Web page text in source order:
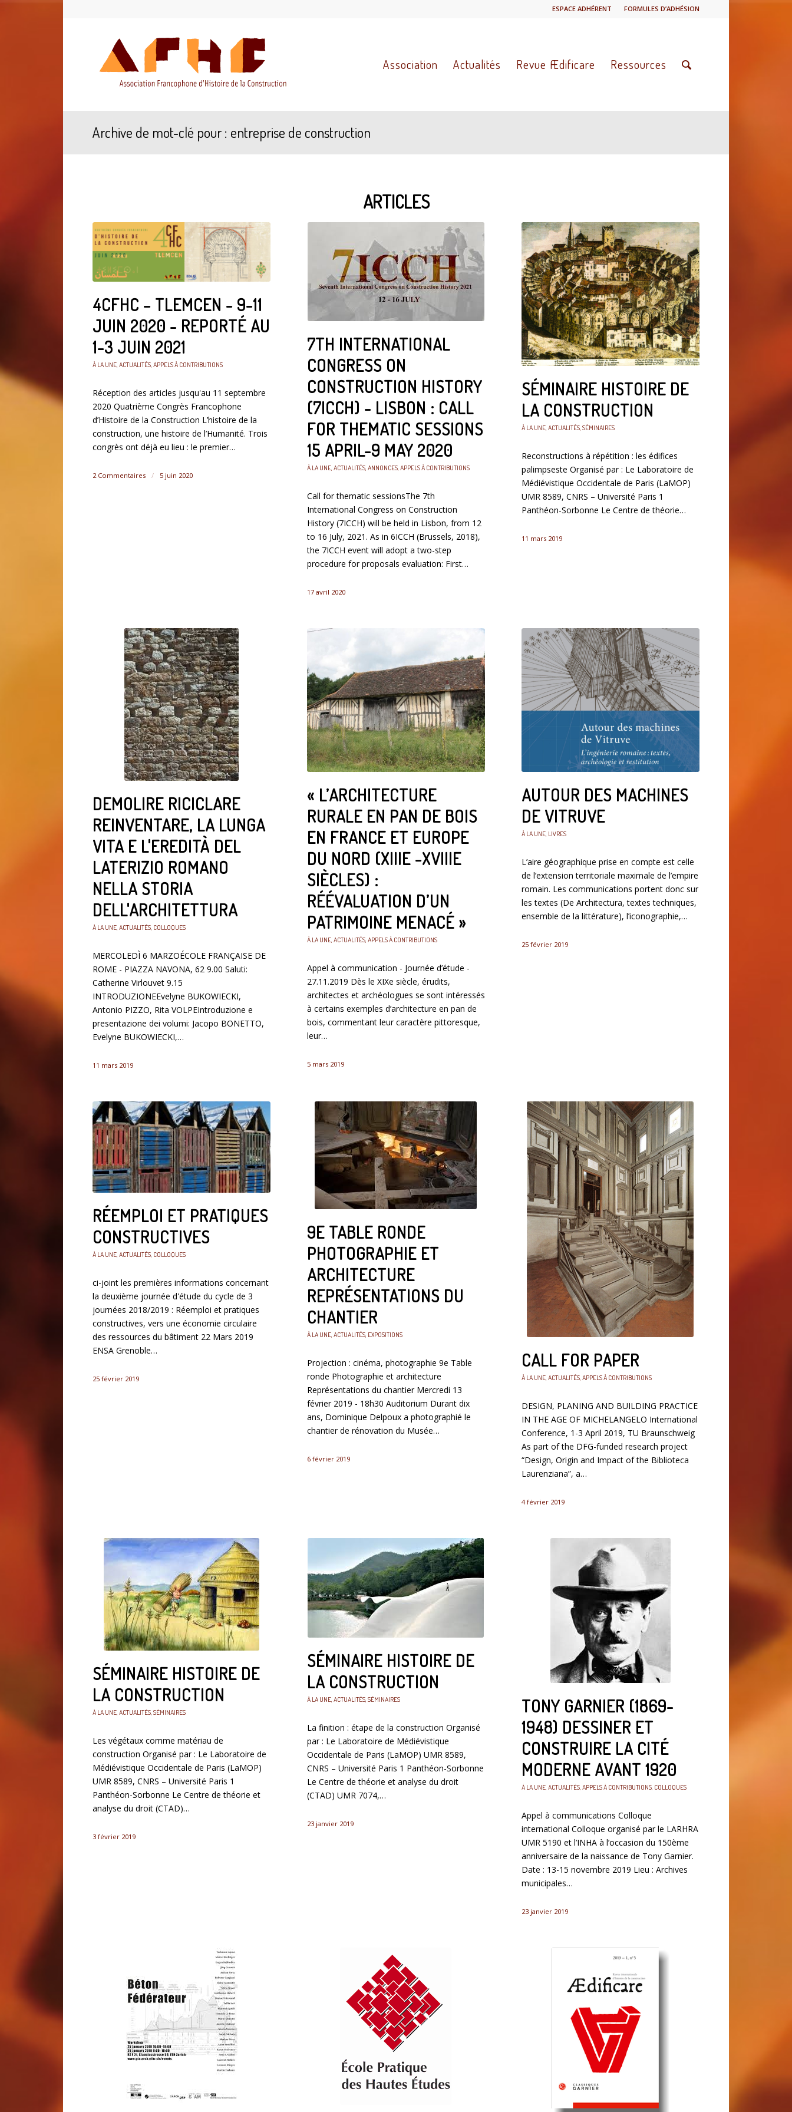
ESPACE ADHÉRENT FORMULES D’ADHÉSION
Association Actualités Revue Ædificare Ressources
Archive de mot-clé pour : entreprise de construction
ARTICLES
4CFHC – TLEMCEN - 9-11
JUIN 2020 - REPORTÉ AU
1-3 JUIN 2021
À LA UNE ACTUALITÉS APPELS À CONTRIBUTIONS
Réception des articles jusqu'au 11 septembre
2020 Quatrième Congrès Francophone
d’Histoire de la Construction L’histoire de la
construction, une histoire de l’Humanité. Trois
congrès ont déjà eu lieu : le premier…
2 Commentaires / 5 juin 2020
7TH INTERNATIONAL
CONGRESS ON
CONSTRUCTION HISTORY
(7ICCH) - LISBON : CALL
FOR THEMATIC SESSIONS
15 APRIL-9 MAY 2020
À LA UNE, ACTUALITÉS, ANNONCES, APPELS À CONTRIBUTIONS
Call for thematic sessionsThe 7th
International Congress on Construction
History (7ICCH) will be held in Lisbon, from 12
to 16 July, 2021. As in 6ICCH (Brussels, 2018),
the 7ICCH event will adopt a two-step
procedure for proposals evaluation: First…
17 avril 2020
SÉMINAIRE HISTOIRE DE
LA CONSTRUCTION
À LA UNE, ACTUALITÉS, SÉMINAIRES
Reconstructions à répétition : les édifices
palimpseste Organisé par : Le Laboratoire de
Médiévistique Occidentale de Paris (LaMOP)
UMR 8589, CNRS – Université Paris 1
Panthéon-Sorbonne Le Centre de théorie…
11 mars 2019
DEMOLIRE RICICLARE
REINVENTARE, LA LUNGA
VITA E L'EREDITÀ DEL
LATERIZIO ROMANO
NELLA STORIA
DELL'ARCHITETTURA
À LA UNE, ACTUALITÉS, COLLOQUES
MERCOLEDÌ 6 MARZOÉCOLE FRANÇAISE DE
ROME - PIAZZA NAVONA, 62 9.00 Saluti:
Catherine Virlouvet 9.15
INTRODUZIONEEvelyne BUKOWIECKI,
Antonio PIZZO, Rita VOLPEIntroduzione e
presentazione dei volumi: Jacopo BONETTO,
Evelyne BUKOWIECKI,…
11 mars 2019
« L’ARCHITECTURE
RURALE EN PAN DE BOIS
EN FRANCE ET EUROPE
DU NORD (XIIIE -XVIIIE
SIÈCLES) :
RÉÉVALUATION D’UN
PATRIMOINE MENACÉ »
À LA UNE, ACTUALITÉS, APPELS À CONTRIBUTIONS
Appel à communication - Journée d’étude -
27.11.2019 Dès le XIXe siècle, érudits,
architectes et archéologues se sont intéressés
à certains exemples d’architecture en pan de
bois, commentant leur caractère pittoresque,
leur…
5 mars 2019
AUTOUR DES MACHINES
DE VITRUVE
À LA UNE, LIVRES
L’aire géographique prise en compte est celle
de l’extension territoriale maximale de l’empire
romain. Les communications portent donc sur
les textes (De Architectura, textes techniques,
ensemble de la littérature), l’iconographie,…
25 février 2019
RÉEMPLOI ET PRATIQUES
CONSTRUCTIVES
À LA UNE, ACTUALITÉS, COLLOQUES
ci-joint les premières informations concernant
la deuxième journée d'étude du cycle de 3
journées 2018/2019 : Réemploi et pratiques
constructives, vers une économie circulaire
des ressources du bâtiment 22 Mars 2019
ENSA Grenoble…
25 février 2019
9E TABLE RONDE
PHOTOGRAPHIE ET
ARCHITECTURE
REPRÉSENTATIONS DU
CHANTIER
À LA UNE, ACTUALITÉS, EXPOSITIONS
Projection : cinéma, photographie 9e Table
ronde Photographie et architecture
Représentations du chantier Mercredi 13
février 2019 - 18h30 Auditorium Durant dix
ans, Dominique Delpoux a photographié le
chantier de rénovation du Musée…
6 février 2019
CALL FOR PAPER
À LA UNE, ACTUALITÉS, APPELS À CONTRIBUTIONS
DESIGN, PLANING AND BUILDING PRACTICE
IN THE AGE OF MICHELANGELO International
Conference, 1-3 April 2019, TU Braunschweig
As part of the DFG-funded research project
“Design, Origin and Impact of the Biblioteca
Laurenziana”, a…
4 février 2019
SÉMINAIRE HISTOIRE DE
LA CONSTRUCTION
À LA UNE, ACTUALITÉS, SÉMINAIRES
Les végétaux comme matériau de
construction Organisé par : Le Laboratoire de
Médiévistique Occidentale de Paris (LaMOP)
UMR 8589, CNRS – Université Paris 1
Panthéon-Sorbonne Le Centre de théorie et
analyse du droit (CTAD)…
3 février 2019
SÉMINAIRE HISTOIRE DE
LA CONSTRUCTION
À LA UNE, ACTUALITÉS, SÉMINAIRES
La finition : étape de la construction Organisé
par : Le Laboratoire de Médiévistique
Occidentale de Paris (LaMOP) UMR 8589,
CNRS – Université Paris 1 Panthéon-Sorbonne
Le Centre de théorie et analyse du droit
(CTAD) UMR 7074,…
23 janvier 2019
TONY GARNIER (1869-
1948) DESSINER ET
CONSTRUIRE LA CITÉ
MODERNE AVANT 1920
À LA UNE, ACTUALITÉS, APPELS À CONTRIBUTIONS, COLLOQUES
Appel à communications Colloque
international Colloque organisé par le LARHRA
UMR 5190 et l’INHA à l’occasion du 150ème
anniversaire de la naissance de Tony Garnier.
Date : 13-15 novembre 2019 Lieu : Archives
municipales…
23 janvier 2019